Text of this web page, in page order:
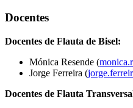
Docentes
Docentes de Flauta de Bisel:
Mónica Resende (
Jorge Ferreira (
Docentes de Flauta